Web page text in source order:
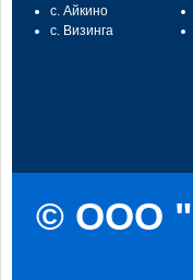
с. Айкино
с. Визинга
© ООО